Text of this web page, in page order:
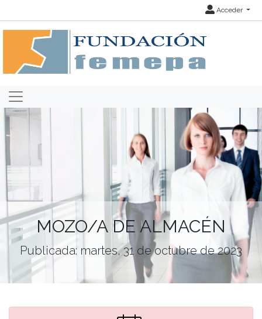
Acceder
MOZO/A DE ALMACÉN
Publicada: martes, 31 de octubre de 2023